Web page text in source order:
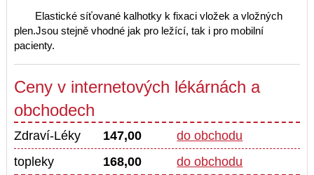
Elastické síťované kalhotky k fixaci vložek a vložných
plen.Jsou stejně vhodné jak pro ležící, tak i pro mobilní
pacienty.
Ceny v internetových lékárnách a
obchodech
Zdraví-Léky 147,00
do obchodu
topleky
168,00 do obchodu